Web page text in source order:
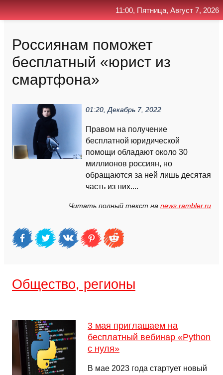
Россиянам поможет
бесплатный «юрист из
смартфона»
01:20, Декабрь 7, 2022
Правом на получение
бесплатной юридической
помощи обладают около 30
миллионов россиян, но
обращаются за ней лишь десятая
часть из них....
Читать полный текст на news.rambler.ru
Общество, регионы
3 мая приглашаем на
бесплатный вебинар «Python
с нуля»
В мае 2023 года стартует новый
11:00, Пятница, Август 7, 2026